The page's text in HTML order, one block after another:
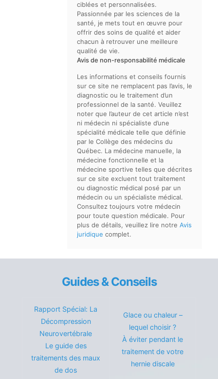
ciblées et personnalisées.
Passionnée par les sciences de la
santé, je mets tout en œuvre pour
offrir des soins de qualité et aider
chacun à retrouver une meilleure
qualité de vie.
Avis de non-responsabilité médicale
Les informations et conseils fournis
sur ce site ne remplacent pas l’avis, le
diagnostic ou le traitement d’un
professionnel de la santé. Veuillez
noter que l’auteur de cet article n’est
ni médecin ni spécialiste d’une
spécialité médicale telle que définie
par le Collège des médecins du
Québec. La médecine manuelle, la
médecine fonctionnelle et la
médecine sportive telles que décrites
sur ce site excluent tout traitement
ou diagnostic médical posé par un
médecin ou un spécialiste médical.
Consultez toujours votre médecin
pour toute question médicale. Pour
plus de détails, veuillez lire notre Avis
juridique complet.
Guides & Conseils
Rapport Spécial: La
Décompression
Neurovertébrale
Le guide des
traitements des maux
de dos
Glace ou chaleur –
lequel choisir ?
À éviter pendant le
traitement de votre
hernie discale